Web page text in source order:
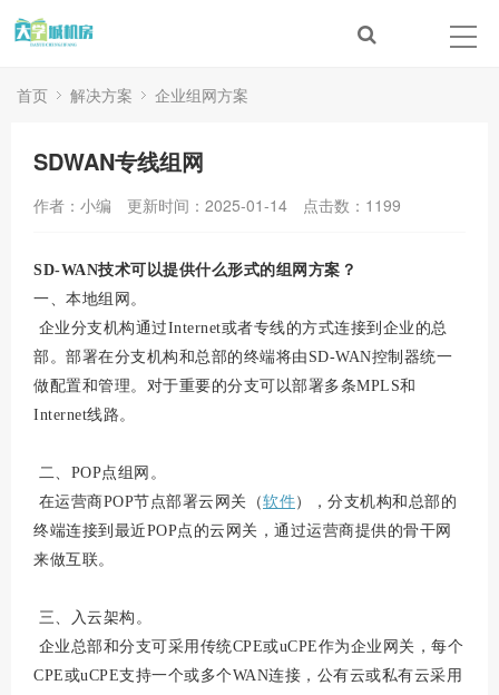
首页 解决方案 企业组网方案
SDWAN专线组网
作者：小编 更新时间：2025-01-14 点击数： 1199
SD-WAN技术可以提供什么形式的组网方案？
一、本地组网。
企业分支机构通过Internet或者专线的方式连接到企业的总
部。部署在分支机构和总部的终端将由SD-WAN控制器统一
做配置和管理。对于重要的分支可以部署多条MPLS和
Internet线路。
二、POP点组网。
在运营商POP节点部署云网关（软件），分支机构和总部的
终端连接到最近POP点的云网关，通过运营商提供的骨干网
来做互联。
三、入云架构。
企业总部和分支可采用传统CPE或uCPE作为企业网关，每个
CPE或uCPE支持一个或多个WAN连接，公有云或私有云采用